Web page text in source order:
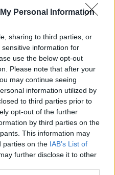
Personal Information
sharing to third parties, or
information for
use the below opt-out
Please note that after your
may continue seeing
information utilized by
to third parties prior to
opt-out of the further
by third parties on the
This information may
parties on the IAB’s List of
further disclose it to other
στο Δημοτικό Σχολείο
#ΕΝΟΙΚΙΑ